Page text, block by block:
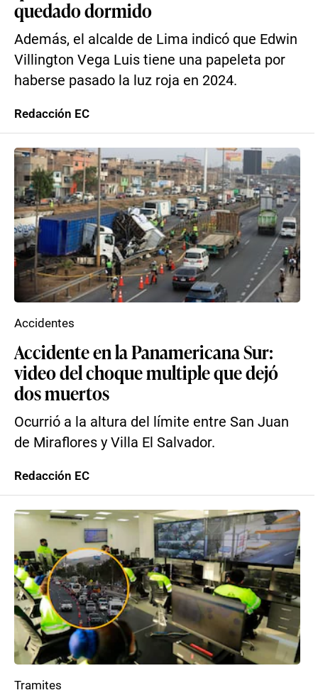
quedado dormido
Además, el alcalde de Lima indicó que Edwin
Villington Vega Luis tiene una papeleta por
haberse pasado la luz roja en 2024.
Redacción EC
Accidente en la Panamericana Sur:
video del choque multiple que dejó
dos muertos
Ocurrió a la altura del límite entre San Juan
de Miraflores y Villa El Salvador.
Accidentes
Redacción EC
Tramites